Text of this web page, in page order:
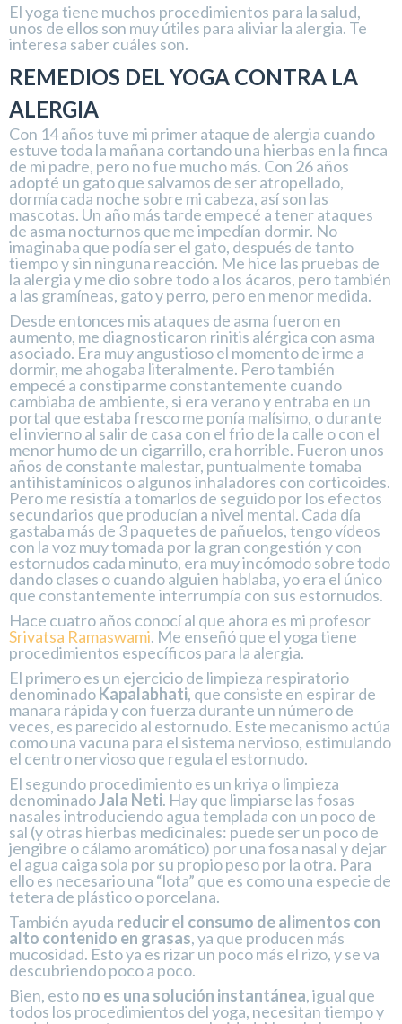
El yoga tiene muchos procedimientos para la salud,
unos de ellos son muy útiles para aliviar la alergia. Te
interesa saber cuáles son.
REMEDIOS DEL YOGA CONTRA LA
ALERGIA
Con 14 años tuve mi primer ataque de alergia cuando
estuve toda la mañana cortando una hierbas en la finca
de mi padre, pero no fue mucho más. Con 26 años
adopté un gato que salvamos de ser atropellado,
dormía cada noche sobre mi cabeza, así son las
mascotas. Un año más tarde empecé a tener ataques
de asma nocturnos que me impedían dormir. No
imaginaba que podía ser el gato, después de tanto
tiempo y sin ninguna reacción. Me hice las pruebas de
la alergia y me dio sobre todo a los ácaros, pero también
a las gramíneas, gato y perro, pero en menor medida.
Desde entonces mis ataques de asma fueron en
aumento, me diagnosticaron rinitis alérgica con asma
asociado. Era muy angustioso el momento de irme a
dormir, me ahogaba literalmente. Pero también
empecé a constiparme constantemente cuando
cambiaba de ambiente, si era verano y entraba en un
portal que estaba fresco me ponía malísimo, o durante
el invierno al salir de casa con el frio de la calle o con el
menor humo de un cigarrillo, era horrible. Fueron unos
años de constante malestar, puntualmente tomaba
antihistamínicos o algunos inhaladores con corticoides.
Pero me resistía a tomarlos de seguido por los efectos
secundarios que producían a nivel mental. Cada día
gastaba más de 3 paquetes de pañuelos, tengo vídeos
con la voz muy tomada por la gran congestión y con
estornudos cada minuto, era muy incómodo sobre todo
dando clases o cuando alguien hablaba, yo era el único
que constantemente interrumpía con sus estornudos.
Hace cuatro años conocí al que ahora es mi profesor
Srivatsa Ramaswami. Me enseñó que el yoga tiene
procedimientos específicos para la alergia.
El primero es un ejercicio de limpieza respiratorio
denominadoKapalabhati, que consiste en espirar de
manara rápida y con fuerza durante un número de
veces, es parecido al estornudo. Este mecanismo actúa
como una vacuna para el sistema nervioso, estimulando
el centro nervioso que regula el estornudo.
El segundo procedimiento es un kriya o limpieza
denominadoJala Neti. Hay que limpiarse las fosas
nasales introduciendo agua templada con un poco de
sal (y otras hierbas medicinales: puede ser un poco de
jengibre o cálamo aromático) por una fosa nasal y dejar
el agua caiga sola por su propio peso por la otra. Para
ello es necesario una “lota” que es como una especie de
tetera de plástico o porcelana.
También ayuda reducir el consumo de alimentos con
alto contenido en grasas, ya que producen más
mucosidad. Esto ya es rizar un poco más el rizo, y se va
descubriendo poco a poco.
Bien, estono es una solución instantánea, igual que
todos los procedimientos del yoga, necesitan tiempo y